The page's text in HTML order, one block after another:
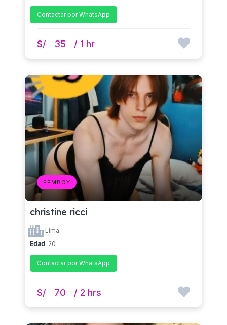
Contactar por WhatsApp
S/ 35 / 1 hr
FEMBOY
christine ricci
Lima
Edad: 20
Contactar por WhatsApp
S/ 70 / 2 hrs